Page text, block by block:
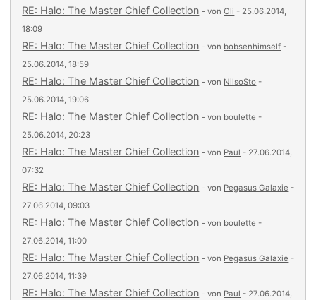
RE: Halo: The Master Chief Collection - vonOli - 25.06.2014,
18:09
RE: Halo: The Master Chief Collection - von bobsenhimself -
25.06.2014, 18:59
RE: Halo: The Master Chief Collection - von NilsoSto -
25.06.2014, 19:06
RE: Halo: The Master Chief Collection - von boulette -
25.06.2014, 20:23
RE: Halo: The Master Chief Collection - von Paul - 27.06.2014,
07:32
RE: Halo: The Master Chief Collection - von Pegasus Galaxie -
27.06.2014, 09:03
RE: Halo: The Master Chief Collection - von boulette -
27.06.2014, 11:00
RE: Halo: The Master Chief Collection - von Pegasus Galaxie -
27.06.2014, 11:39
RE: Halo: The Master Chief Collection - von Paul - 27.06.2014,